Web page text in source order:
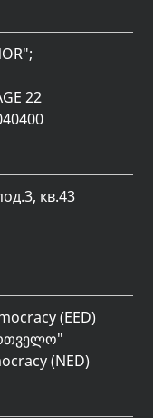
22
кв.43
(EED)
"
(NED)